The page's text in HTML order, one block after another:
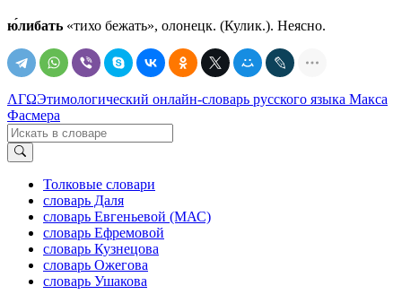
ю́либать «тихо бежать», олонецк. (Кулик.). Неясно.
ΛΓΩЭтимологический онлайн-словарь русского языка Макса
Фасмера
Толковые словари
словарь Даля
словарь Евгеньевой (МАС)
словарь Ефремовой
словарь Кузнецова
словарь Ожегова
словарь Ушакова